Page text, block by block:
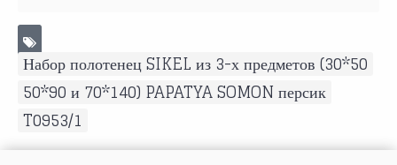
Набор полотенец SIKEL из 3-х предметов (30*50
50*90 и 70*140) PAPATYA SOMON персик
T0953/1